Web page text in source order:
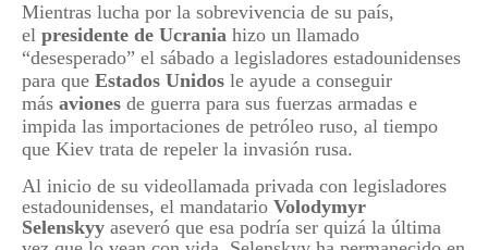
Mientras lucha por la sobrevivencia de su país,
el presidente de Ucrania hizo un llamado
“desesperado” el sábado a legisladores estadounidenses
para que Estados Unidos le ayude a conseguir
más aviones de guerra para sus fuerzas armadas e
impida las importaciones de petróleo ruso, al tiempo
que Kiev trata de repeler la invasión rusa.
Al inicio de su videollamada privada con legisladores
estadounidenses, el mandatario Volodymyr
Selenskyy aseveró que esa podría ser quizá la última